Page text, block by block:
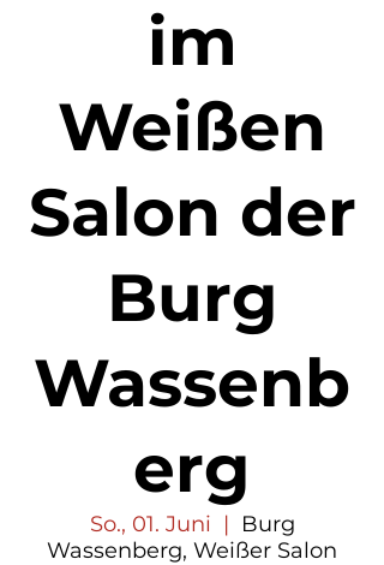
im
Weißen
Salon der
Burg
Wassenb
erg
So., 01. Juni
  |
Burg
Wassenberg, Weißer Salon